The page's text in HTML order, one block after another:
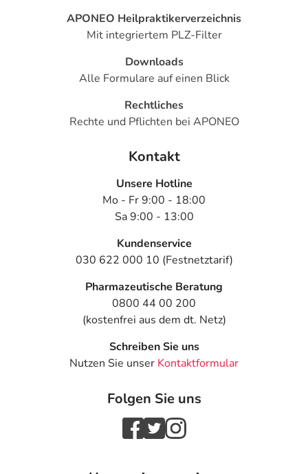
APONEO Heilpraktikerverzeichnis
Mit integriertem PLZ-Filter
Downloads
Alle Formulare auf einen Blick
Rechtliches
Rechte und Pflichten bei APONEO
Kontakt
Unsere Hotline
Mo - Fr 9:00 - 18:00
Sa 9:00 - 13:00
Kundenservice
030 622 000 10 (Festnetztarif)
Pharmazeutische Beratung
0800 44 00 200
(kostenfrei aus dem dt. Netz)
Schreiben Sie uns
Nutzen Sie unser Kontaktformular
Folgen Sie uns